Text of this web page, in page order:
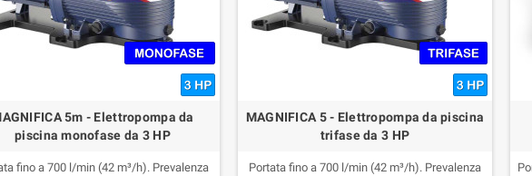
5m - Elettropompa da
piscina monofase da 3 HP
fino a 700 l/min (42 m³/h). Prevalenza
MAGNIFICA 5 - Elettropompa da piscina
trifase da 3 HP
Portata fino a 700 l/min (42 m³/h). Prevalenza